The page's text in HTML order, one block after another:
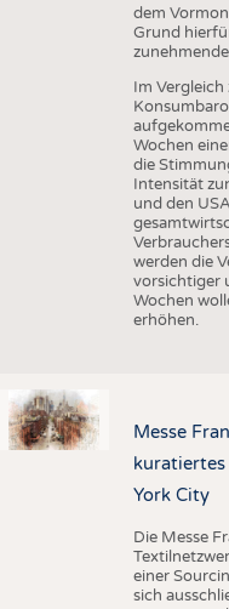
dem
Grund
Im
Wochen
die
Intensität
und den
werden die
vorsichtiger
Wochen
erhöhen.
Messe
York City
Die Messe
einer
sich